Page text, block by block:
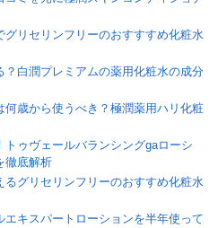
グリセリンフリーのおすすすめ化粧水
？白潤プレミアムの薬用化粧水の成分
何歳から使うべき？極潤薬用ハリ化粧
トゥヴェールバランシングgaローシ
徹底解析
るグリセリンフリーのおすすめ化粧水
エキスパートローションを半年使って